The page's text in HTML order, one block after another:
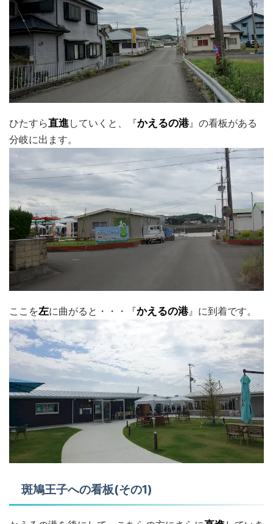
ひたすら直進していくと、『かえるの港』の看板がある
分岐に出ます。
ここを左に曲がると・・・『かえるの港』に到着です。
斑鳩王子への看板(その1)